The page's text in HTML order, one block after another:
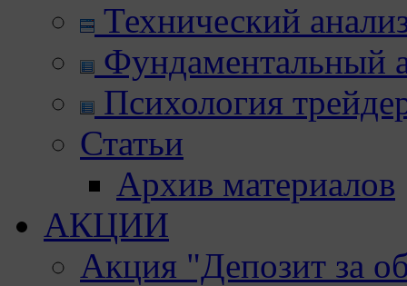
Технический
Фундаментальный
Психология
Статьи
Архив материалов
АКЦИИ
Акция "Депозит за